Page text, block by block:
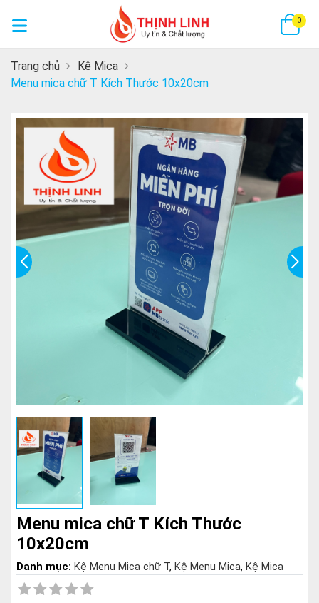
0
Trang chủ
Kệ Mica
Menu mica chữ T Kích Thước 10x20cm
Menu mica chữ T Kích Thước
10x20cm
Danh mục: Kệ Menu Mica chữ T, Kệ Menu Mica, Kệ Mica